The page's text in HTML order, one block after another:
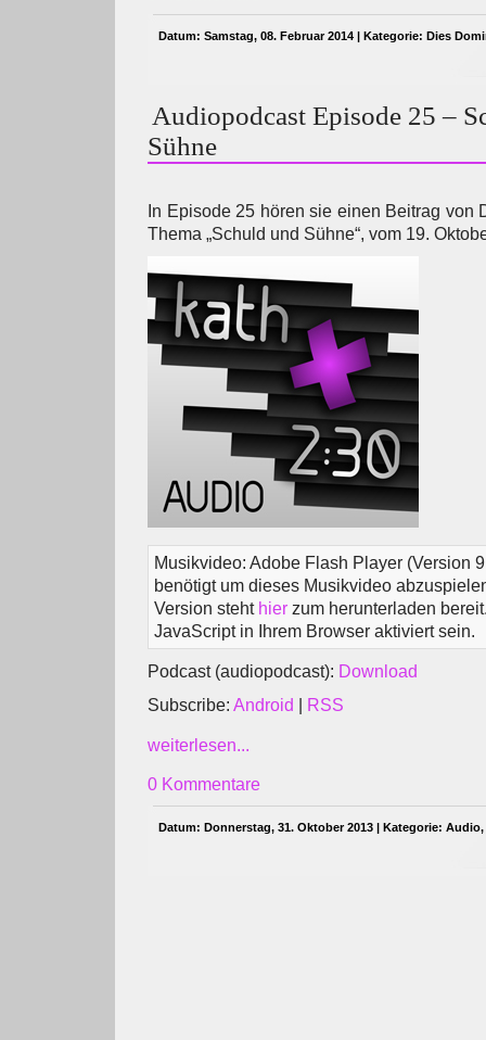
Datum: Samstag, 08. Februar 2014 | Kategorie: Dies
Audiopodcast Episode 25 –
Sühne
In Episode 25 hören sie einen Beitrag von
Thema „Schuld und Sühne“, vom 19.
Musikvideo: Adobe Flash Player (Version
benötigt um dieses Musikvideo
Version steht hier zum herunterladen
JavaScript in Ihrem Browser aktiviert sein.
Podcast (audiopodcast): Download
Subscribe: Android RSS
weiterlesen...
0 Kommentare
Datum: Donnerstag, 31. Oktober 2013 | Kategorie: Audio,